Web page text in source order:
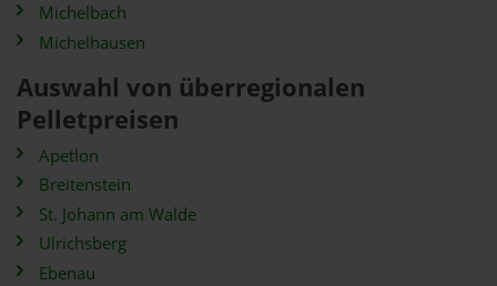
Michelbach
Michelhausen
Auswahl von überregionalen
Pelletpreisen
Apetlon
Breitenstein
St. Johann am Walde
Ulrichsberg
Ebenau